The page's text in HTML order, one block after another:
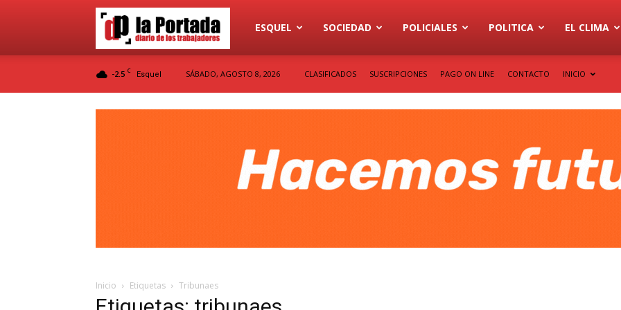
Diario
ESQUEL SOCIEDAD POLICIALES POLITICA EL CLIMA
-2.5 C Esquel SÁBADO, AGOSTO 8, 2026 CLASIFICADOS SUSCRIPCIONES PAGO ON LINE CONTACTO INICIO
Inicio Etiquetas Tribunaes